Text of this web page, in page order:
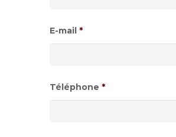
de
date
MM
E-mail *
Téléphone *